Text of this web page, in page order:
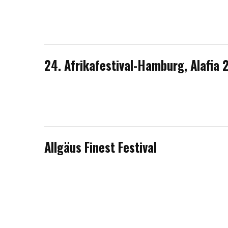
24. Afrikafestival-Hamburg, Alafia
Allgäus Finest Festival